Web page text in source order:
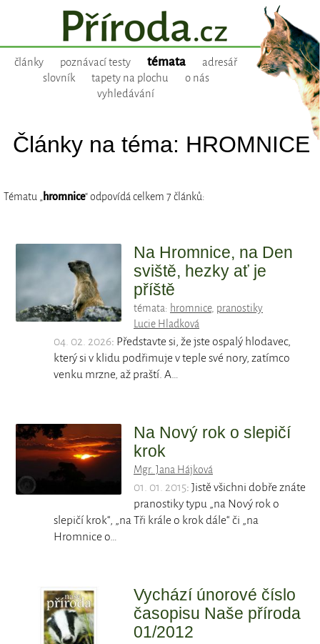
články poznávací testy témata
adresář
slovník
tapety na plochu
o nás
vyhledávání
Články na téma: HROMNICE
Tématu „hromnice“ odpovídá celkem 7 článků:
Na Hromnice, na Den
sviště, hezky ať je
příště
témata: hromnice, pranostiky
Lucie Hladková
04. 02. 2026: Představte si, že jste ospalý hlodavec,
který si v klidu podřimuje v teple své nory, zatímco
venku mrzne, až praští. A…
Na Nový rok o slepičí
krok
Mgr. Jana Hájková
01. 01. 2015: Jistě všichni dobře znáte
pranostiky typu „na Nový rok o
slepičí krok“, „na Tři krále o krok dále“ či „na
Hromnice o…
Vychází únorové číslo
časopisu Naše příroda
01/2012